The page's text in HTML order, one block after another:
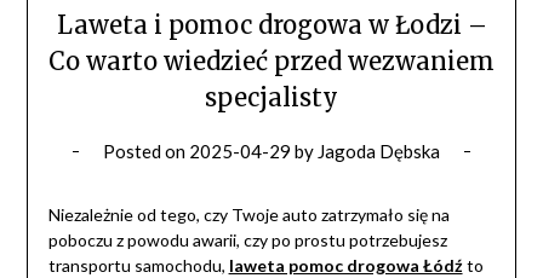
Laweta i pomoc drogowa w Łodzi –
Co warto wiedzieć przed wezwaniem
specjalisty
Posted on 2025-04-29 by Jagoda Dębska
Niezależnie od tego, czy Twoje auto zatrzymało się na
poboczu z powodu awarii, czy po prostu potrzebujesz
transportu samochodu, laweta pomoc drogowa Łódźto